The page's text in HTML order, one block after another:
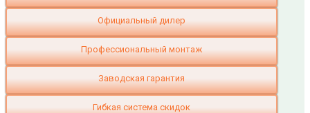
Официальный дилер
Профессиональный монтаж
Заводская гарантия
Гибкая система скидок